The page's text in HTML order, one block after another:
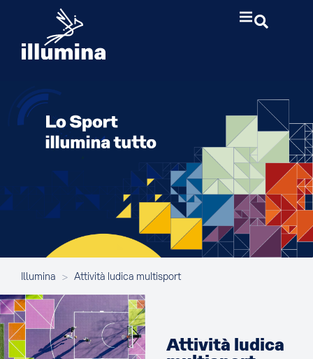
Illumina > Attività ludica multisport
Attività ludica